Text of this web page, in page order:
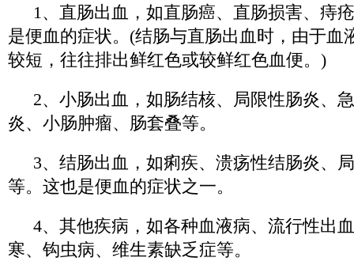
1、直肠出血，如直肠癌、直肠损害、痔
是便血的症状。(结肠与直肠出血时，由于血
较短，往往排出鲜红色或较鲜红色血便。)
2、小肠出血，如肠结核、局限性肠炎、
炎、小肠肿瘤、肠套叠等。
3、结肠出血，如痢疾、溃疡性结肠炎、
等。这也是便血的症状之一。
4、其他疾病，如各种血液病、流行性出
寒、钩虫病、维生素缺乏症等。